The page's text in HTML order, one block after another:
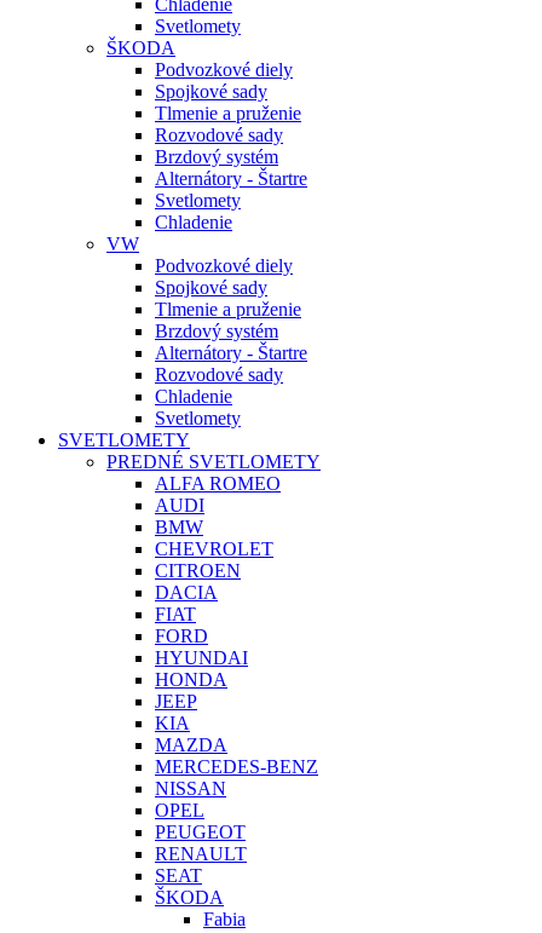
Svetlomety
ŠKODA
Podvozkové diely
Spojkové sady
Tlmenie a pruženie
Rozvodové sady
Brzdový systém
Alternátory - Štartre
Svetlomety
Chladenie
VW
Podvozkové diely
Spojkové sady
Tlmenie a pruženie
Brzdový systém
Alternátory - Štartre
Rozvodové sady
Chladenie
Svetlomety
SVETLOMETY
PREDNÉ SVETLOMETY
ALFA ROMEO
AUDI
BMW
CHEVROLET
CITROEN
DACIA
FIAT
FORD
HYUNDAI
HONDA
JEEP
KIA
MAZDA
MERCEDES-BENZ
NISSAN
OPEL
PEUGEOT
RENAULT
SEAT
ŠKODA
Fabia